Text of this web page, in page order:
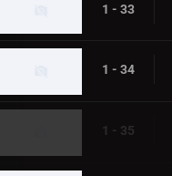
1 - 33
1 - 34
1 - 35